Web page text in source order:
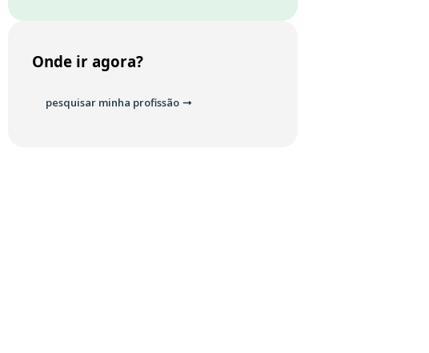
Onde ir agora?
pesquisar minha profissão